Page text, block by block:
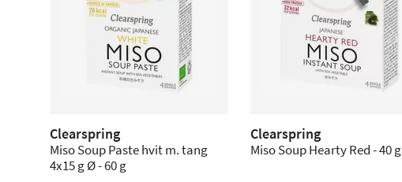
Clearspring
Miso Soup Paste hvit m. tang
4x15 g Ø - 60 g
Clearspring
Miso Soup Hearty Red - 40 g